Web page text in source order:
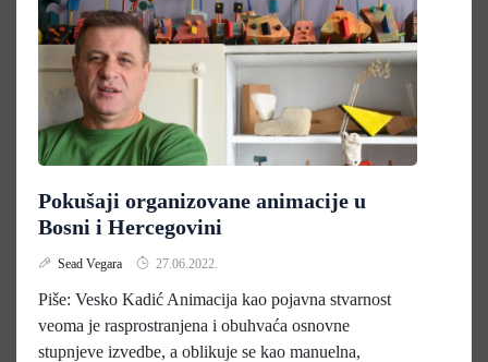
Pokušaji organizovane animacije u
Bosni i Hercegovini
Sead Vegara 27.06.2022.
Piše: Vesko Kadić Animacija kao pojavna stvarnost
veoma je rasprostranjena i obuhvaća osnovne
stupnjeve izvedbe, a oblikuje se kao manuelna,